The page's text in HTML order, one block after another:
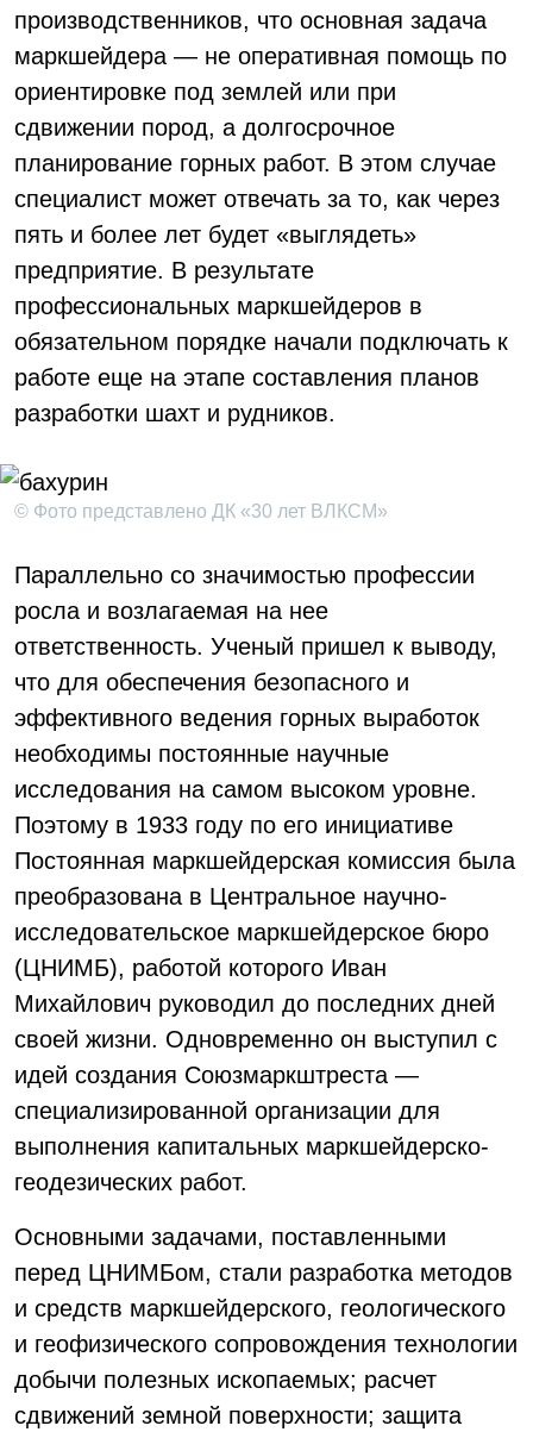
производственников, что основная задача
маркшейдера — не оперативная помощь по
ориентировке под землей или при
сдвижении пород, а долгосрочное
планирование горных работ. В этом случае
специалист может отвечать за то, как через
пять и более лет будет «выглядеть»
предприятие. В результате
профессиональных маркшейдеров в
обязательном порядке начали подключать к
работе еще на этапе составления планов
разработки шахт и рудников.
© Фото представлено ДК «30 лет ВЛКСМ»
Параллельно со значимостью профессии
росла и возлагаемая на нее
ответственность. Ученый пришел к выводу,
что для обеспечения безопасного и
эффективного ведения горных выработок
необходимы постоянные научные
исследования на самом высоком уровне.
Поэтому в 1933 году по его инициативе
Постоянная маркшейдерская комиссия была
преобразована в Центральное научно-
исследовательское маркшейдерское бюро
(ЦНИМБ), работой которого Иван
Михайлович руководил до последних дней
своей жизни. Одновременно он выступил с
идей создания Союзмаркштреста —
специализированной организации для
выполнения капитальных маркшейдерско-
геодезических работ.
Основными задачами, поставленными
перед ЦНИМБом, стали разработка методов
и средств маркшейдерского, геологического
и геофизического сопровождения технологии
добычи полезных ископаемых; расчет
сдвижений земной поверхности; защита